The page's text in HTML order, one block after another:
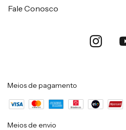
Fale Conosco
Meios de pagamento
Meios de envio